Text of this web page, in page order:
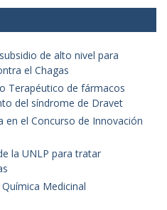
de alto nivel para
el Chagas
Terapéutico de fármacos
del síndrome de Dravet
el Concurso de Innovación
la UNLP para tratar
Medicinal